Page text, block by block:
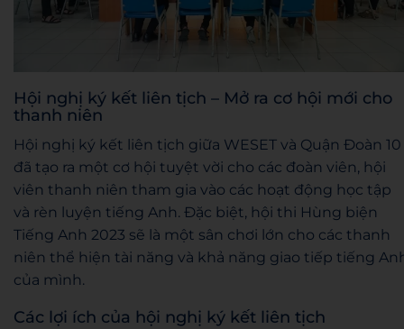
Hội nghị ký kết liên tịch – Mở ra cơ hội mới cho
thanh niên
Hội nghị ký kết liên tịch giữa WESET và Quận Đoàn 10
đã tạo ra một cơ hội tuyệt vời cho các đoàn viên, hội
viên thanh niên tham gia vào các hoạt động học tập
và rèn luyện tiếng Anh. Đặc biệt, hội thi Hùng biện
Tiếng Anh 2023 sẽ là một sân chơi lớn cho các thanh
niên thể hiện tài năng và khả năng giao tiếp tiếng
của mình.
Các lợi ích của hội nghị ký kết liên tịch